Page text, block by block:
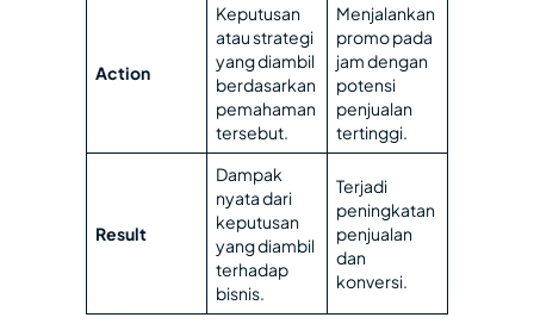
Action
Keputusan
atau strategi
yang diambil
berdasarkan
pemahaman
tersebut.
Menjalankan
promo pada
jam dengan
potensi
penjualan
tertinggi.
Result
Dampak
nyata dari
keputusan
yang diambil
terhadap
bisnis.
Terjadi
peningkatan
penjualan
dan
konversi.